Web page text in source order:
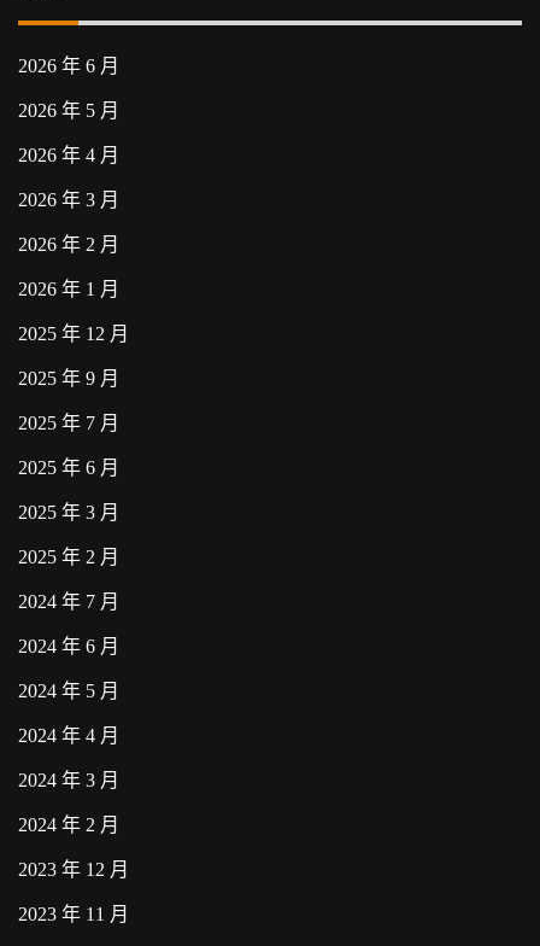
2026 年 6 月
2026 年 5 月
2026 年 4 月
2026 年 3 月
2026 年 2 月
2026 年 1 月
2025 年 12 月
2025 年 9 月
2025 年 7 月
2025 年 6 月
2025 年 3 月
2025 年 2 月
2024 年 7 月
2024 年 6 月
2024 年 5 月
2024 年 4 月
2024 年 3 月
2024 年 2 月
2023 年 12 月
2023 年 11 月